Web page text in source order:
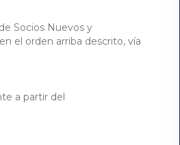
Socios Nuevos y
el orden arriba descrito, vía
a partir del